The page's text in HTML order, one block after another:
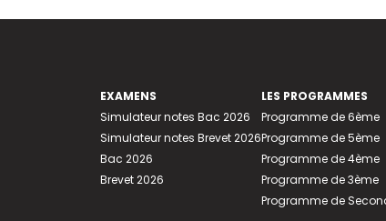
EXAMENS
Simulateur notes Bac 2026
Simulateur notes Brevet 2026
Bac 2026
Brevet 2026
LES PROGRAMMES
Programme de 6ème
Programme de 5ème
Programme de 4ème
Programme de 3ème
Programme de